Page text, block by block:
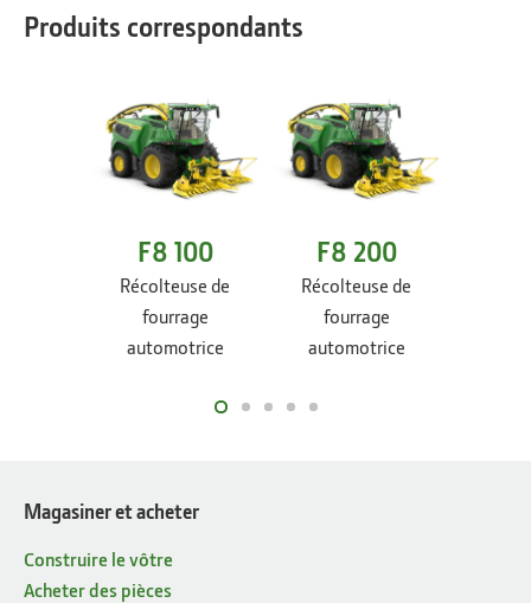
Produits correspondants
F8 100
Récolteuse de
fourrage
automotrice
F8 200
Récolteuse de
fourrage
automotrice
Magasiner et acheter
Construire le vôtre
Acheter des pièces